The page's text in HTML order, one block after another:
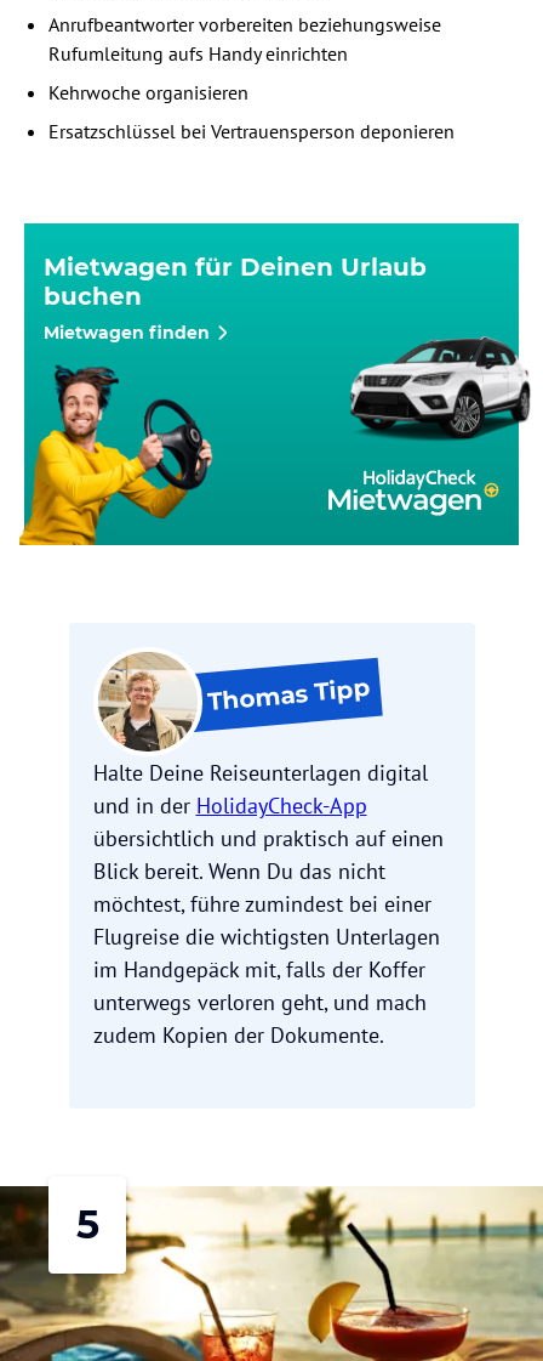
Anrufbeantworter vorbereiten beziehungsweise
Rufumleitung aufs Handy einrichten
Kehrwoche organisieren
Ersatzschlüssel bei Vertrauensperson deponieren
Mietwagen für Deinen Urlaub
buchen
Mietwagen finden
ThomasTipp
Halte Deine Reiseunterlagen digital
und in der HolidayCheck-App
übersichtlich und praktisch auf einen
Blick bereit. Wenn Du das nicht
möchtest, führe zumindest bei einer
Flugreise die wichtigsten Unterlagen
im Handgepäck mit, falls der Koffer
unterwegs verloren geht, und mach
zudem Kopien der Dokumente.
5